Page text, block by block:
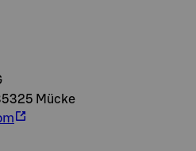
Mücke